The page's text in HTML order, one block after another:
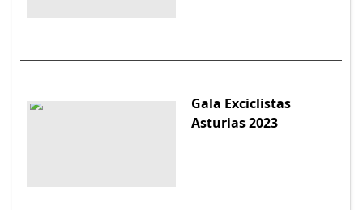
Gala Exciclistas
Asturias 2023